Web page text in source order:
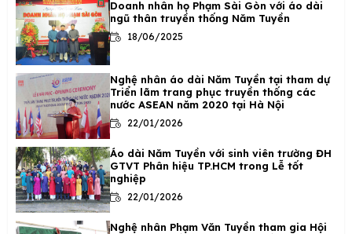
Doanh nhân họ Phạm Sài Gòn với áo dài
ngũ thân truyền thống Năm Tuyền
18/06/2025
Nghệ nhân áo dài Năm Tuyền tại tham dự
Triển lãm trang phục truyền thống các
nước ASEAN năm 2020 tại Hà Nội
22/01/2026
Áo dài Năm Tuyền với sinh viên trường ĐH
GTVT Phân hiệu TP.HCM trong Lễ tốt
nghiệp
22/01/2026
Nghệ nhân Phạm Văn Tuyền tham gia Hội